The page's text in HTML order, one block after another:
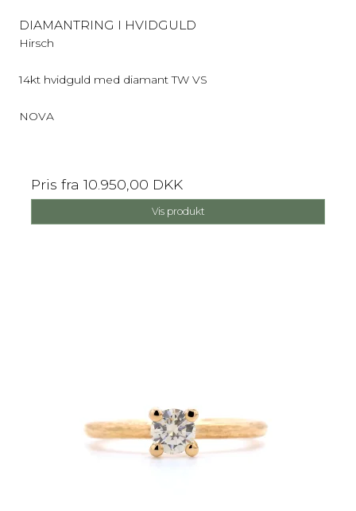
DIAMANTRING I HVIDGULD
Hirsch
14kt hvidguld med diamant TW VS
NOVA
Pris fra 10.950,00 DKK
Vis produkt